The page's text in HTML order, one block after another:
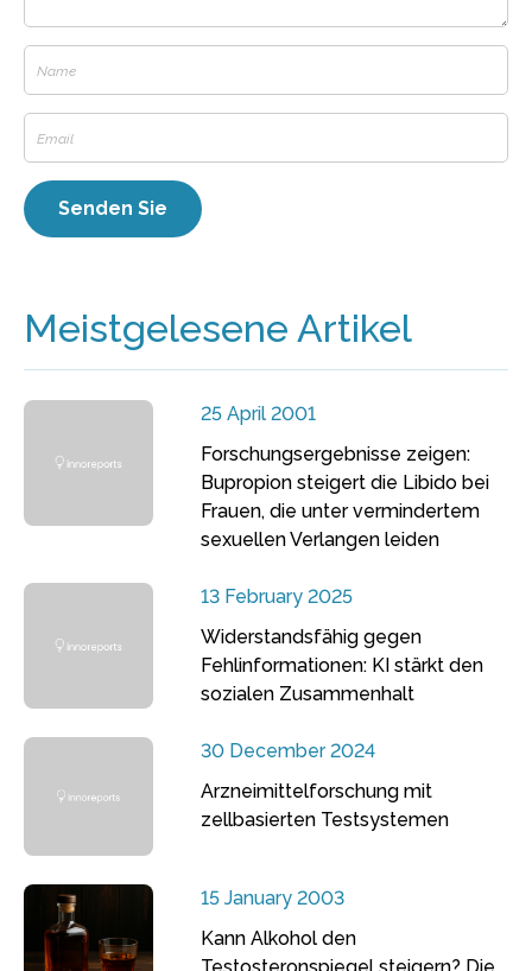
Meistgelesene Artikel
25 April 2001
Forschungsergebnisse zeigen:
Bupropion steigert die Libido bei
Frauen, die unter vermindertem
sexuellen Verlangen leiden
13 February 2025
Widerstandsfähig gegen
Fehlinformationen: KI stärkt den
sozialen Zusammenhalt
30 December 2024
Arzneimittelforschung mit
zellbasierten Testsystemen
15 January 2003
Kann Alkohol den
Testosteronspiegel steigern? Die